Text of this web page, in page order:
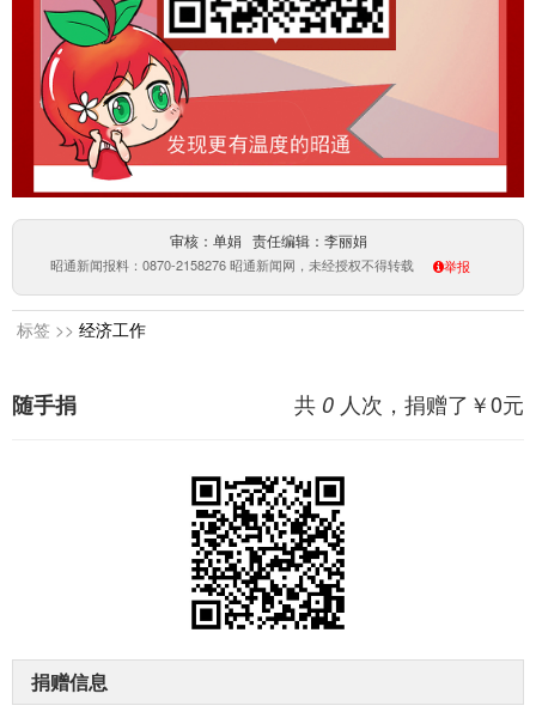
审核：单娟 责任编辑：李丽娟
昭通新闻报料：0870-2158276 昭通新闻网，未经授权不得转载 举报
标签 >> 经济工作
共 0 人次，捐赠了￥0元
随手捐
捐赠信息